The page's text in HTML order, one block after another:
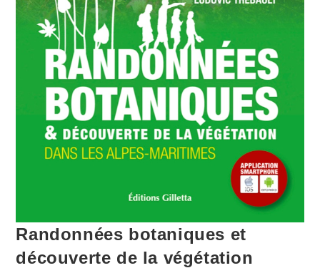
Randonnées botaniques et
découverte de la végétation